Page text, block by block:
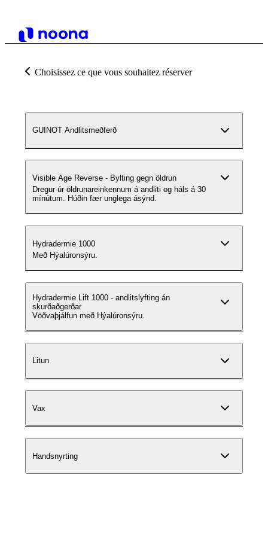
Choisissez ce que vous souhaitez réserver
GUINOT Andlitsmeðferð
Visible Age Reverse - Bylting gegn öldrun
Dregur úr öldrunareinkennum á andliti og háls á 30
mínútum. Húðin fær unglega ásýnd.
Hydradermie 1000
Með Hýalúronsýru.
Hydradermie Lift 1000 - andlitslyfting án
skurðaðgerðar
Vöðvaþjálfun með Hýalúronsýru.
Litun
Vax
Handsnyrting